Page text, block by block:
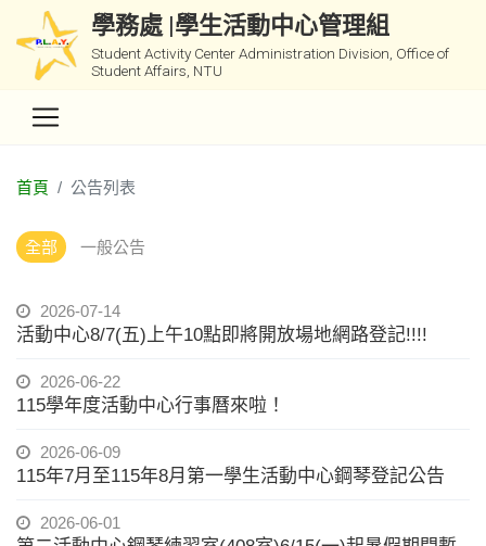
學務處 |學生活動中心管理組
Student Activity Center Administration Division, Office of
Student Affairs, NTU
首頁 公告列表
全部 一般公告
2026-07-14
活動中心8/7(五)上午10點即將開放場地網路登記!!!!
2026-06-22
115學年度活動中心行事曆來啦！
2026-06-09
115年7月至115年8月第一學生活動中心鋼琴登記公告
2026-06-01